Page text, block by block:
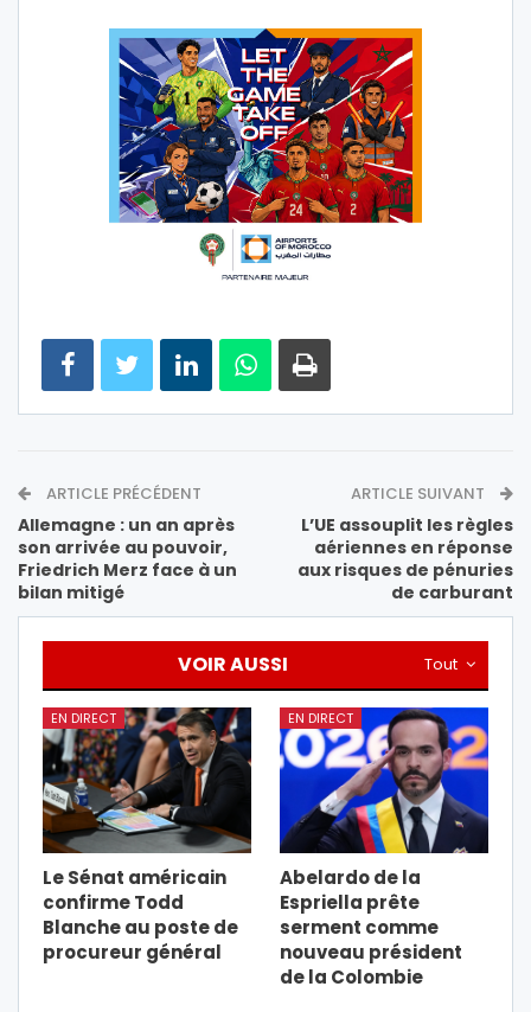
ARTICLE PRÉCÉDENT
Allemagne : un an après
son arrivée au pouvoir,
Friedrich Merz face à un
bilan mitigé
ARTICLE SUIVANT
L’UE assouplit les règles
aériennes en réponse
aux risques de pénuries
de carburant
Tout
VOIR AUSSI
EN DIRECT
Le Sénat américain
confirme Todd
Blanche au poste de
procureur général
EN DIRECT
Abelardo de la
Espriella prête
serment comme
nouveau président
de la Colombie